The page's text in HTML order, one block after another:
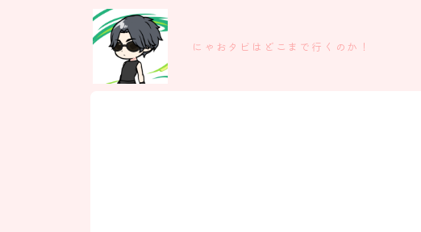
にゃおタビはどこまで行くのか！